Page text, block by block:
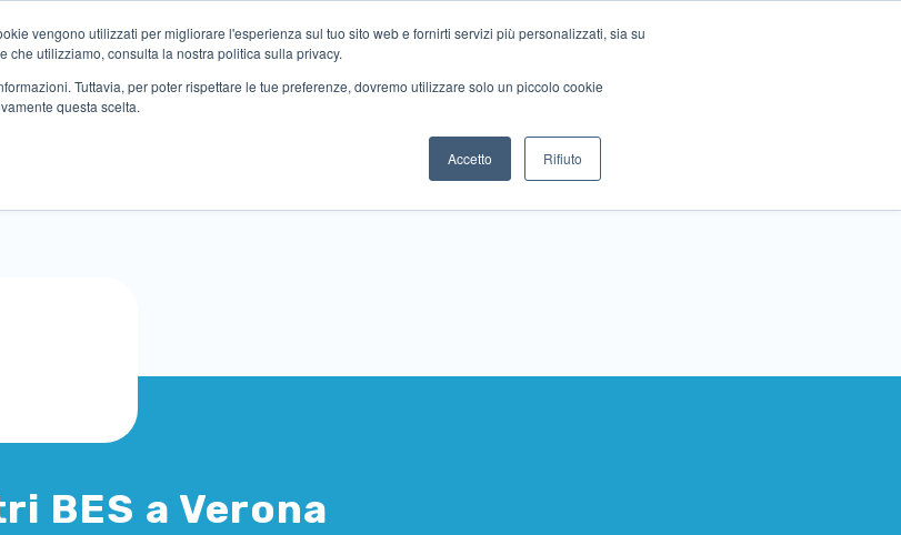
vengono utilizzati per migliorare l'esperienza sul tuo sito web e fornirti servizi più personalizzati, sia su
utilizziamo, consulta la nostra politica sulla privacy.
Tuttavia, per poter rispettare le tue preferenze, dovremo utilizzare solo un piccolo cookie
questa scelta.
Accetto Rifiuto
BES a Verona